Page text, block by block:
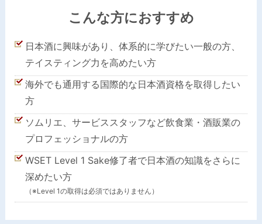
こんな方におすすめ
日本酒に興味があり、体系的に学びたい一般の方、
テイスティング力を高めたい方
海外でも通用する国際的な日本酒資格を取得したい
方
ソムリエ、サービススタッフなど飲食業・酒販業の
プロフェッショナルの方
WSET Level 1 Sake修了者で日本酒の知識をさらに
深めたい方
（※Level 1の取得は必須ではありません）